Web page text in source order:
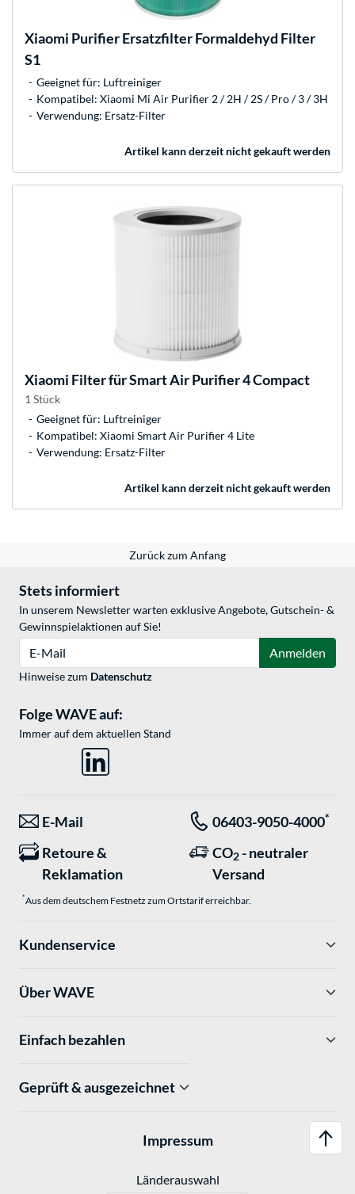
Xiaomi Purifier Ersatzfilter Formaldehyd Filter
S1
Geeignet für: Luftreiniger
Kompatibel: Xiaomi Mi Air Purifier 2 / 2H / 2S / Pro / 3 / 3H
Verwendung: Ersatz-Filter
Artikel kann derzeit nicht gekauft werden
Xiaomi Filter für Smart Air Purifier 4 Compact
1 Stück
Geeignet für: Luftreiniger
Kompatibel: Xiaomi Smart Air Purifier 4 Lite
Verwendung: Ersatz-Filter
Artikel kann derzeit nicht gekauft werden
Zurück zum Anfang
Stets informiert
In unserem Newsletter warten exklusive Angebote, Gutschein- &
Gewinnspielaktionen auf Sie!
Anmelden
Hinweise zum Datenschutz
Folge WAVE auf:
Immer auf dem aktuellen Stand
E-Mail 06403-9050-4000*
Retoure &
Reklamation
CO2 - neutraler
Versand
*Aus dem deutschem Festnetz zum Ortstarif erreichbar.
Kundenservice
Über WAVE
Einfach bezahlen
Geprüft & ausgezeichnet
Impressum
Länderauswahl